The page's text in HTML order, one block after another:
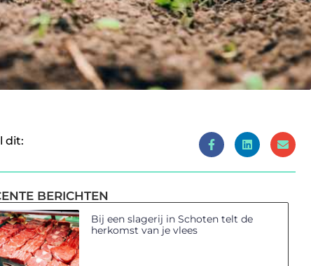
dit:
BERICHTEN
Bij een slagerij in Schoten telt de
herkomst van je vlees